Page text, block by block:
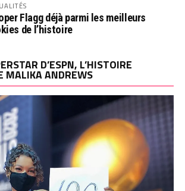
Flagg déjà parmi les meilleurs
de l’histoire
D’ESPN, L’HISTOIRE
MALIKA ANDREWS